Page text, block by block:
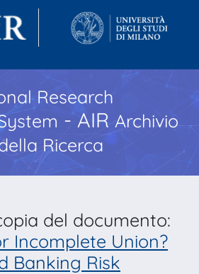
Research
- AIR Archivio
Ricerca
del documento:
Incomplete Union?
Banking Risk